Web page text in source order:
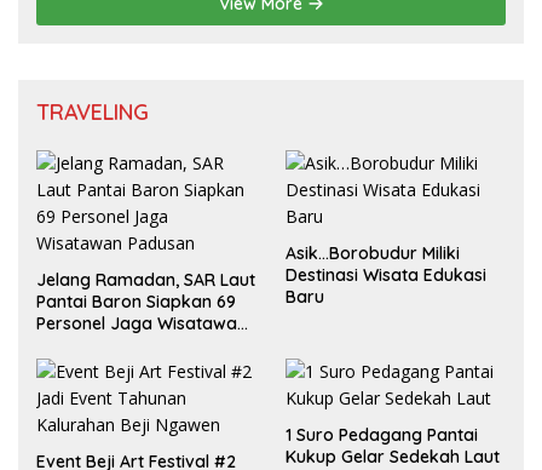
TRAVELING
Jelang Ramadan, SAR Laut
Pantai Baron Siapkan 69
Personel Jaga Wisatawan
Asik…Borobudur Miliki
Destinasi Wisata Edukasi
Baru
Event Beji Art Festival #2
1 Suro Pedagang Pantai
Kukup Gelar Sedekah Laut